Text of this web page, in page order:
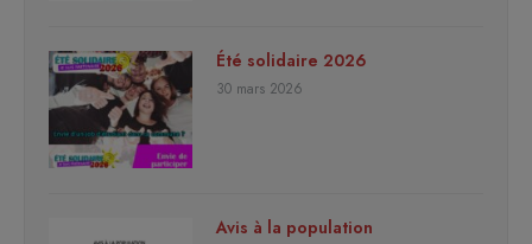
Été solidaire 2026
30 mars 2026
Avis à la population